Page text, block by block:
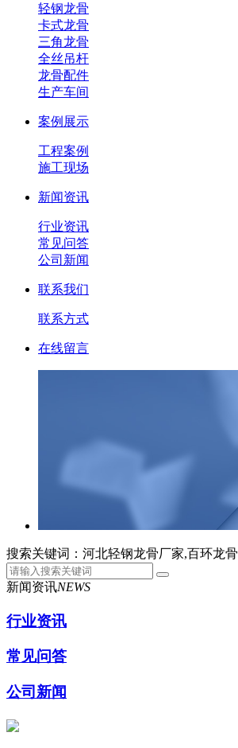
轻钢龙骨
卡式龙骨
三角龙骨
全丝吊杆
龙骨配件
生产车间
案例展示
工程案例
施工现场
新闻资讯
行业资讯
常见问答
公司新闻
联系我们
联系方式
在线留言
搜索关键词：河北轻钢龙骨厂家,百环龙骨
新闻资讯NEWS
行业资讯
常见问答
公司新闻